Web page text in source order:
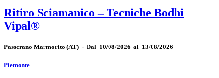
Ritiro Sciamanico – Tecniche Bodhi
Vipal®
Passerano Marmorito (AT) - Dal 10/08/2026 al 13/08/2026
Piemonte